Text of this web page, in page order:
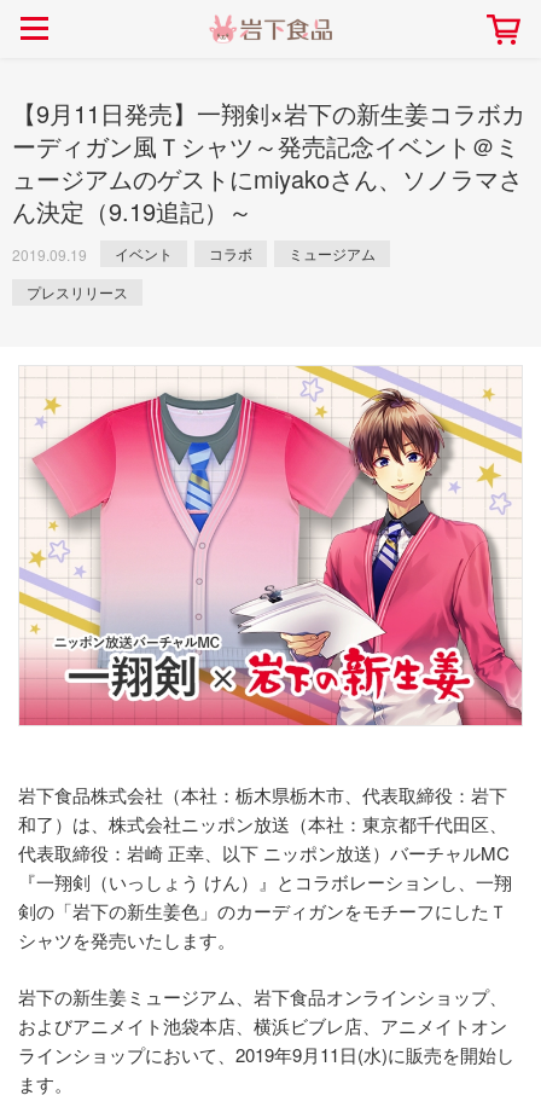
ごあいさつ 会社概要
採用情報 本社所在地
> 新商品
> イベント
> コラボ
> 飲食店コラボ
> ミュージアム
> オンラインショップ
> メディア掲載
> その他
ト「NEW GINGER SUMMER
> 生姜
> らっきょう
> オリーブ
> 梅
> その他
> らっきょうレシピ
> オリーブレシピ
> その他のレシピ
豚バラ肉のくるくる巻き～細巻
畑での取り組み 工場での取り組み
岩下の新生姜について 岩下のらっきょうにつ
岩下の新生姜ミュージアム
しょうがを食べてお悩
岩下の新生姜万年筆インク 書く描くコンテ
岩下の新生姜Sing＆
～ニュージンジャーイ
【9月11日発売】一翔剣×岩下の新生姜コラボカ
ーディガン風Ｔシャツ～発売記念イベント＠ミ
ュージアムのゲストにmiyakoさん、ソノラマさ
ん決定（9.19追記）～
2019.09.19 イベント コラボ
ミュージアム
プレスリリース
岩下食品株式会社（本社：栃木県栃木市、代表取締役：岩下
和了）は、株式会社ニッポン放送（本社：東京都千代田区、
代表取締役：岩崎 正幸、以下 ニッポン放送）バーチャルMC
『一翔剣（いっしょう けん）』とコラボレーションし、一翔
剣の「岩下の新生姜色」のカーディガンをモチーフにしたＴ
シャツを発売いたします。
岩下の新生姜ミュージアム、岩下食品オンラインショップ、
およびアニメイト池袋本店、横浜ビブレ店、アニメイトオン
ラインショップにおいて、2019年9月11日(水)に販売を開始し
ます。